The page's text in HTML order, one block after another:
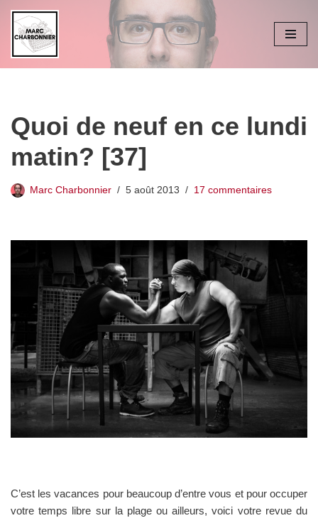
Aller
au
contenu
Quoi de neuf en ce lundi
matin? [37]
Marc Charbonnier 5 août 2013 17 commentaires
C’est les vacances pour beaucoup d’entre vous et pour occuper
votre temps libre sur la plage ou ailleurs, voici votre revue du